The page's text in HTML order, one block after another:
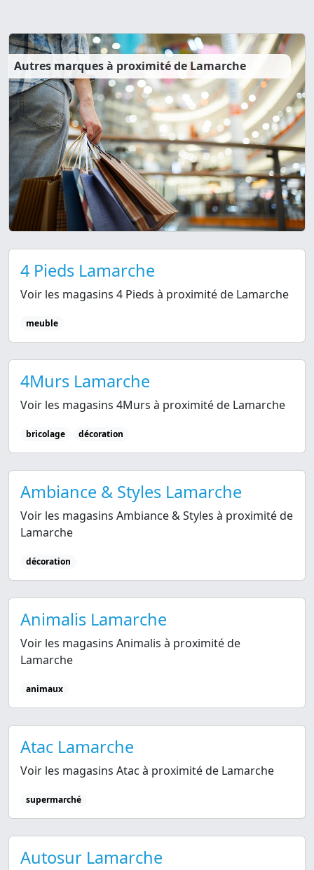
Autres marques à proximité de Lamarche
4 Pieds Lamarche
Voir les magasins 4 Pieds à proximité de Lamarche
meuble
4Murs Lamarche
Voir les magasins 4Murs à proximité de Lamarche
bricolage décoration
Ambiance & Styles Lamarche
Voir les magasins Ambiance & Styles à proximité de
Lamarche
décoration
Animalis Lamarche
Voir les magasins Animalis à proximité de
Lamarche
animaux
Atac Lamarche
Voir les magasins Atac à proximité de Lamarche
supermarché
Autosur Lamarche